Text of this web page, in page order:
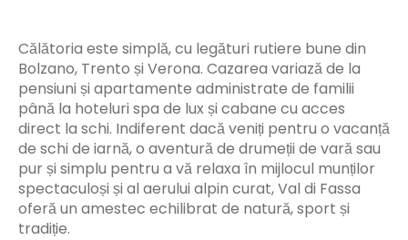
Călătoria este simplă, cu legături rutiere bune din
Bolzano, Trento și Verona. Cazarea variază de la
pensiuni și apartamente administrate de familii
până la hoteluri spa de lux și cabane cu acces
direct la schi. Indiferent dacă veniți pentru o vacanță
de schi de iarnă, o aventură de drumeții de vară sau
pur și simplu pentru a vă relaxa în mijlocul munților
spectaculoși și al aerului alpin curat, Val di Fassa
oferă un amestec echilibrat de natură, sport și
tradiție.